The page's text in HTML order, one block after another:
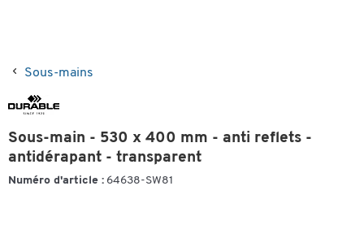
Sous-mains
Sous-main - 530 x 400 mm - anti reflets -
antidérapant - transparent
Numéro d'article : 64638-SW81